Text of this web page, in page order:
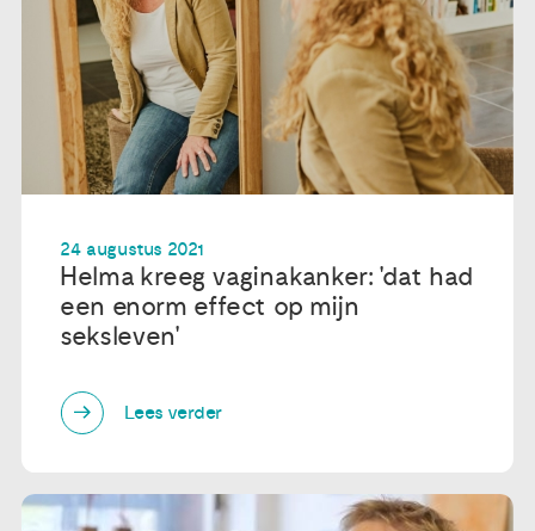
24 augustus 2021
Helma kreeg vaginakanker: 'dat had
een enorm effect op mijn
seksleven'
Lees verder